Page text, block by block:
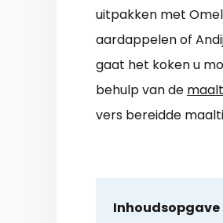
uitpakken met
aardappelen of
gaat het koken u
behulp van de
vers bereidde
Inhoudsopgave